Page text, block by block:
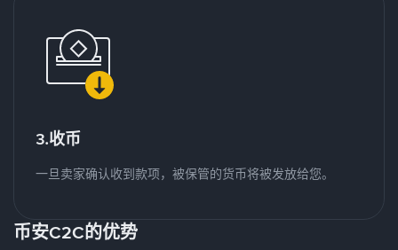
3.收币
一旦卖家确认收到款项，被保管的货币将被发放给您。
币安C2C的优势